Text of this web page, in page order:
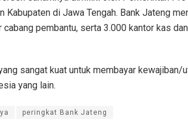
Kabupaten di Jawa Tengah. Bank Jateng
pembantu, serta 3.000 kantor kas dan
sangat kuat untuk membayar kewajiban/
yang lain.
peringkat Bank Jateng